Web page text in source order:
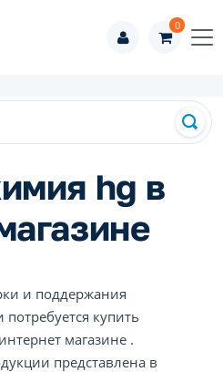
0
hg в
и поддержания
купить
магазине .
представлена в